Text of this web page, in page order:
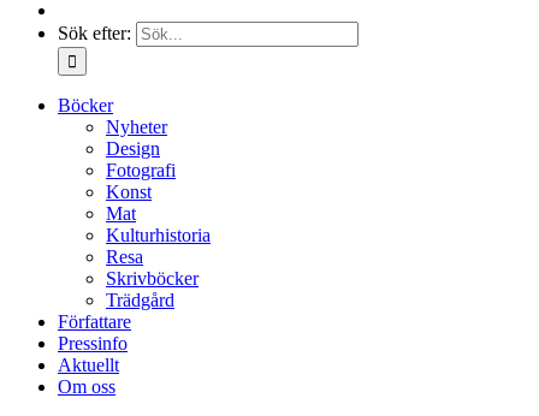
Sök efter:
Böcker
Nyheter
Design
Fotografi
Konst
Mat
Kulturhistoria
Resa
Skrivböcker
Trädgård
Författare
Pressinfo
Aktuellt
Om oss